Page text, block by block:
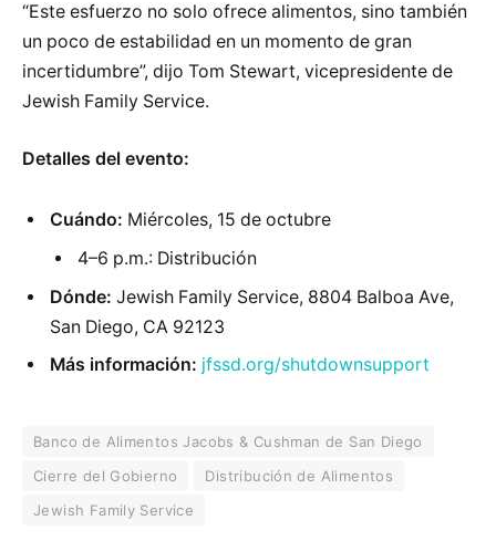
“Este esfuerzo no solo ofrece alimentos, sino también
un poco de estabilidad en un momento de gran
incertidumbre”, dijo Tom Stewart, vicepresidente de
Jewish Family Service.
Detalles del evento:
Cuándo: Miércoles, 15 de octubre
4–6 p.m.: Distribución
Dónde: Jewish Family Service, 8804 Balboa Ave,
San Diego, CA 92123
Más información: jfssd.org/shutdownsupport
Banco de Alimentos Jacobs & Cushman de San Diego
Cierre del Gobierno
Distribución de Alimentos
Jewish Family Service